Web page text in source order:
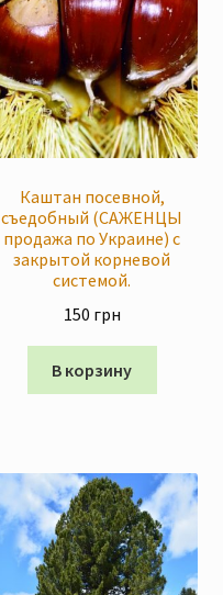
Каштан посевной,
съедобный (САЖЕНЦЫ
продажа по Украине) с
закрытой корневой
системой.
150 грн
В корзину